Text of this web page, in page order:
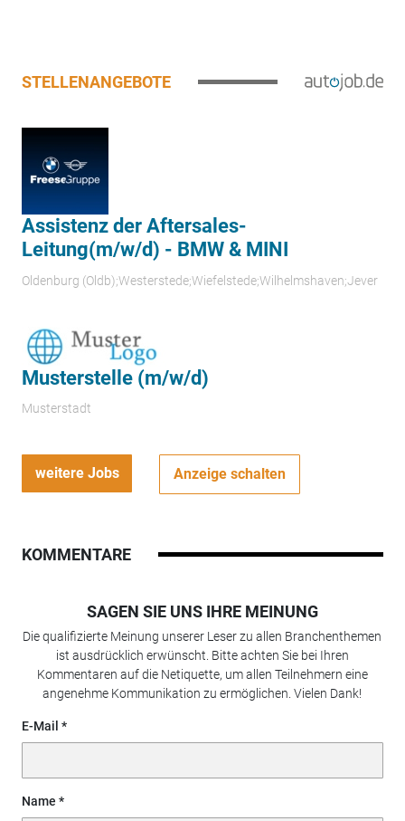
STELLENANGEBOTE
Assistenz der Aftersales-
Leitung(m/w/d) - BMW & MINI
Oldenburg (Oldb);Westerstede;Wiefelstede;Wilhelmshaven;Jever
Musterstelle (m/w/d)
Musterstadt
weitere Jobs Anzeige schalten
KOMMENTARE
SAGEN SIE UNS IHRE MEINUNG
Die qualifizierte Meinung unserer Leser zu allen Branchenthemen
ist ausdrücklich erwünscht. Bitte achten Sie bei Ihren
Kommentaren auf die Netiquette, um allen Teilnehmern eine
angenehme Kommunikation zu ermöglichen. Vielen Dank!
E-Mail
Name